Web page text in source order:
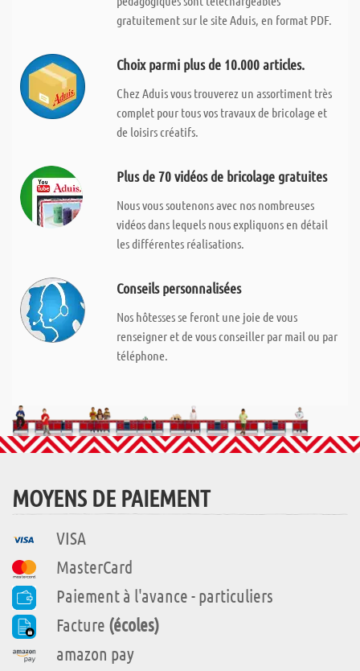
gratuitement sur le site Aduis, en format PDF.
Choix parmi plus de 10.000 articles.
Chez Aduis vous trouverez un assortiment très
complet pour tous vos travaux de bricolage et
de loisirs créatifs.
Plus de 70 vidéos de bricolage gratuites
Nous vous soutenons avec nos nombreuses
vidéos dans lequels nous expliquons en détail
les différentes réalisations.
Conseils personnalisées
Nos hôtesses se feront une joie de vous
renseigner et de vous conseiller par mail ou par
téléphone.
MOYENS DE PAIEMENT
VISA
MasterCard
Paiement à l'avance - particuliers
Facture (écoles)
amazon pay